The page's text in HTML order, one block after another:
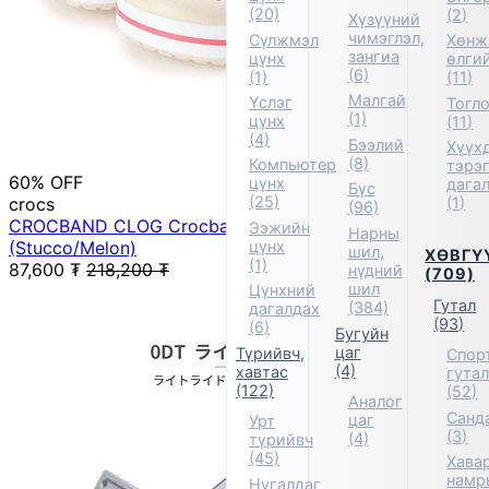
(20)
Сүлжмэл
цүнх
(1)
Үслэг
цүнх
(4)
Компьютер
цүнх
(25)
Ээжийн
цүнх
(1)
Цүнхний
дагалдах
(6)
Түрийвч,
хавтас
(122)
Урт
түрийвч
(45)
Нугалдаг
Хүзүүний
чимэглэл,
зангиа
(6)
Малгай
(1)
Бээлий
(8)
Бүс
(96)
Нарны
шил,
нүдний
шил
(384)
Бугуйн
цаг
(4)
Аналог
цаг
(4)
(2)
(11)
(11)
(1)
(709)
Гутал
(93)
гутал
(52)
(3)
60% OFF
crocs
CROCBAND CLOG Crocband Clog Sandals
(Stucco/Melon)
87,600 ₮ 218,200 ₮